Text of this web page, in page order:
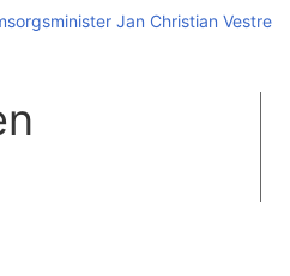
Jan Christian Vestre